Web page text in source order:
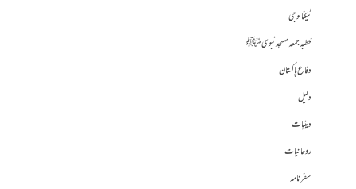
ٹیکنالوجی
خطبہ جمعہ مسجد نبوی ﷺ
دفاع پاکستان
دلیل
دینیات
روحانیات
سفرنامہ